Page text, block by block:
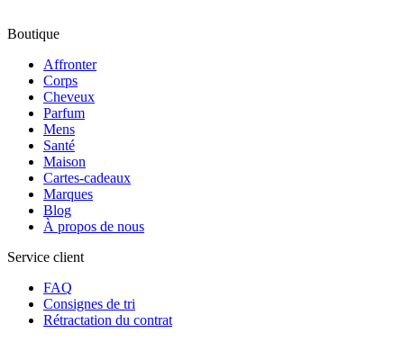
Boutique
Affronter
Corps
Cheveux
Parfum
Mens
Santé
Maison
Cartes-cadeaux
Marques
Blog
À propos de nous
Service client
FAQ
Consignes de tri
Rétractation du contrat